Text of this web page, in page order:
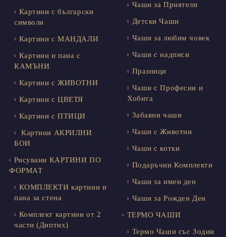
Картини с български
символи
Картини с МАНДАЛИ
Картини и пана с
КАМЪНИ
Картини с ЖИВОТНИ
Картини с ЦВЕТЯ
Картини с ПТИЦИ
Картини АКРИЛНИ
БОИ
Рисувани КАРТИНИ ПО
ФОРМАТ
КОМПЛЕКТИ картини и
пана за стена
Комплект картини от 2
части (Диптих)
Чаши за Приятели
Детски Чаши
Чаши за любим човек
Чаши с надписи
Празници
Чаши с Професии и
Хобита
Забавни чаши
Чаши с Животни
Чаши с котки
Подаръчни Комплекти
Чаши за имен ден
Чаши за Рожден Ден
ТЕРМО ЧАШИ
Термо Чаши със Зодии